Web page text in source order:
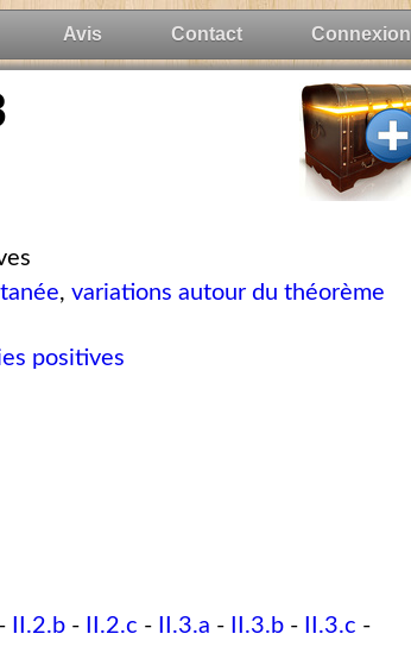
Connexion
Contact
Avis
,variations autour du théorème
positives
- II.2.b - II.2.c - II.3.a - II.3.b - II.3.c -